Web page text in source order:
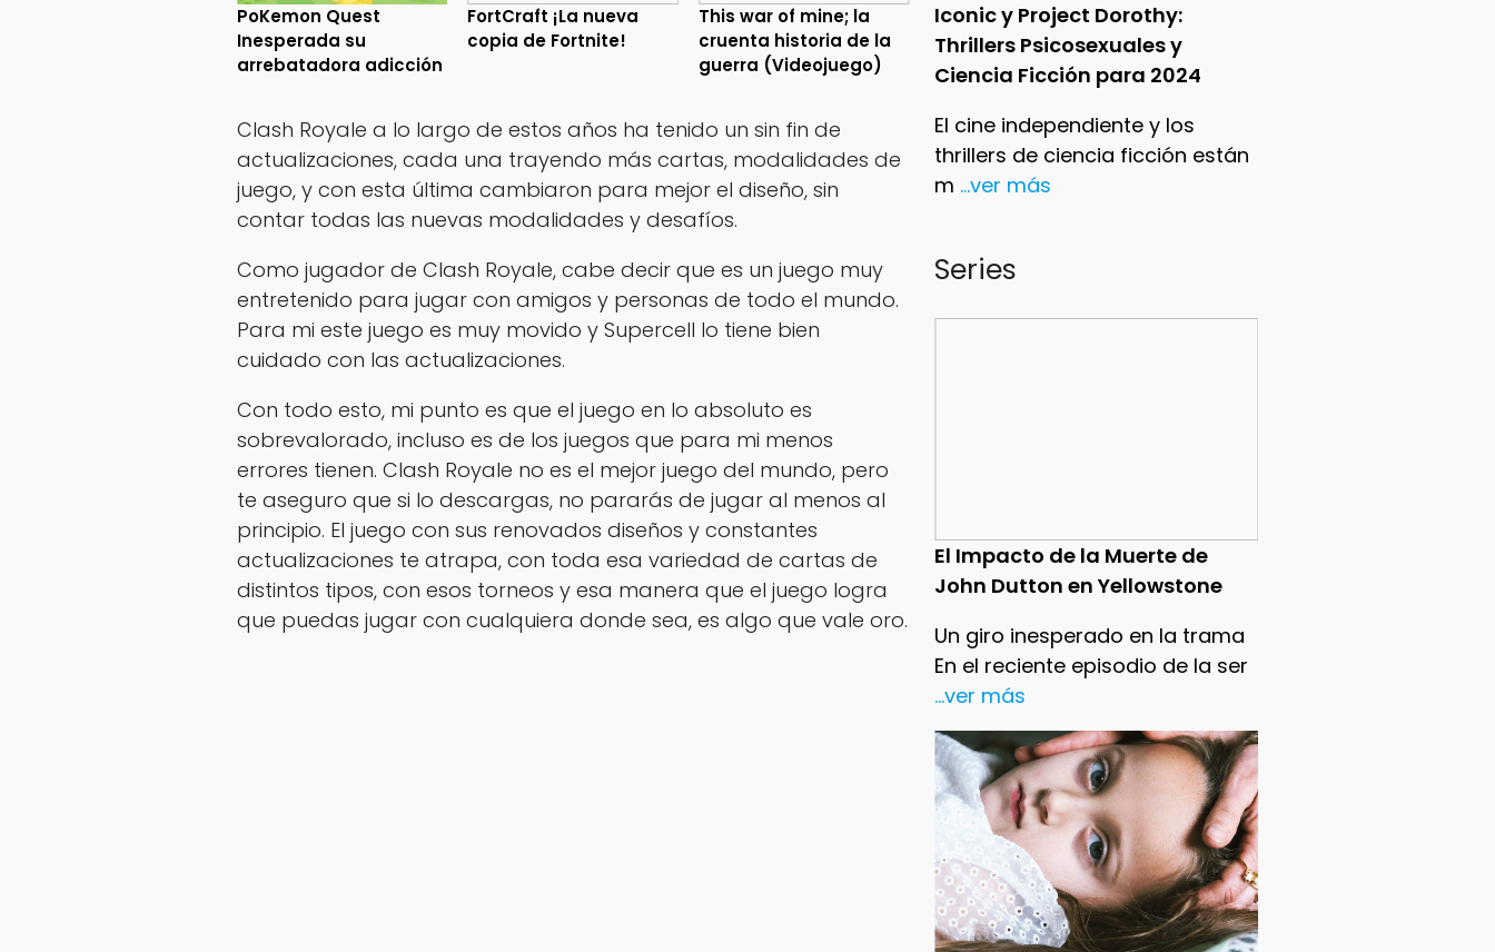
Iconic y Project Dorothy:
Thrillers Psicosexuales y
Ciencia Ficción para 2024
El cine independiente y los
thrillers de ciencia ficción están
m ...ver más
Series
El Impacto de la Muerte de
John Dutton en Yellowstone
Un giro inesperado en la trama
En el reciente episodio de la ser
...ver más
PoKemon Quest
Inesperada su
arrebatadora adicción
FortCraft ¡La nueva
copia de Fortnite!
This war of mine; la
cruenta historia de la
guerra (Videojuego)
Clash Royale a lo largo de estos años ha tenido un sin fin de
actualizaciones, cada una trayendo más cartas, modalidades de
juego, y con esta última cambiaron para mejor el diseño, sin
contar todas las nuevas modalidades y desafíos.
Como jugador de Clash Royale, cabe decir que es un juego muy
entretenido para jugar con amigos y personas de todo el mundo.
Para mi este juego es muy movido y Supercell lo tiene bien
cuidado con las actualizaciones.
Con todo esto, mi punto es que el juego en lo absoluto es
sobrevalorado, incluso es de los juegos que para mi menos
errores tienen. Clash Royale no es el mejor juego del mundo, pero
te aseguro que si lo descargas, no pararás de jugar al menos al
principio. El juego con sus renovados diseños y constantes
actualizaciones te atrapa, con toda esa variedad de cartas de
distintos tipos, con esos torneos y esa manera que el juego logra
que puedas jugar con cualquiera donde sea, es algo que vale oro.